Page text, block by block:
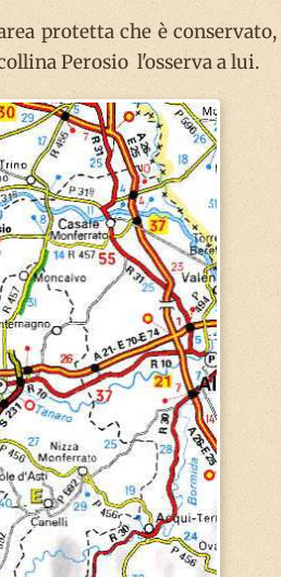
protetta che è
Perosio l'osserva a lui.